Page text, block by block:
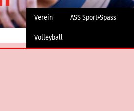
Verein ASS Sport+Spass
Volleyball